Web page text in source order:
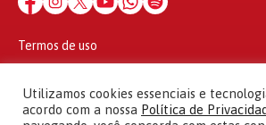
Termos de uso
© 2010 - 2026
Partido dos Trabalhadores Todos os direitos
Utilizamos cookies essenciais e
acordo com a nossa Política de